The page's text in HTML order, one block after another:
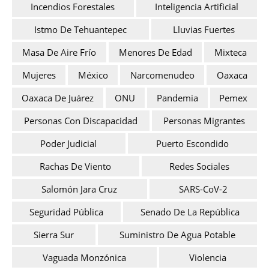
Incendios Forestales
Inteligencia Artificial
Istmo De Tehuantepec
Lluvias Fuertes
Masa De Aire Frío
Menores De Edad
Mixteca
Mujeres
México Narcomenudeo
Oaxaca
Oaxaca De Juárez
ONU Pandemia
Pemex
Personas Con Discapacidad
Personas Migrantes
Poder Judicial
Puerto Escondido
Rachas De Viento
Redes Sociales
Salomón Jara Cruz
SARS-CoV-2
Seguridad Pública
Senado De La República
Sierra Sur
Suministro De Agua Potable
Vaguada Monzónica
Violencia